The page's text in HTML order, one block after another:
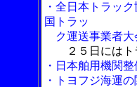
・全日本トラッ
国トラッ
ク運送事業者大
２５日には
・日本舶用機関
・トヨフジ海運